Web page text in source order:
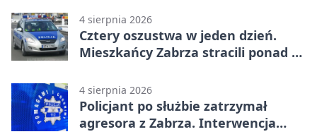
4 sierpnia 2026
Cztery oszustwa w jeden dzień.
Mieszkańcy Zabrza stracili ponad 6
4 sierpnia 2026
Policjant po służbie zatrzymał
agresora z Zabrza. Interwencja